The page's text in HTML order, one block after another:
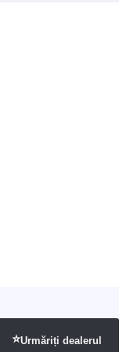
Prodavac ne
Kupac je dužan da
odgovornost za
⭐Urmăriți dealerul